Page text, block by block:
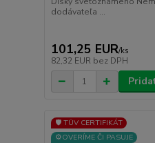
dodávateľa ...
101,25 EUR/ks
82,32 EUR bez DPH
🛡️ TÜV CERTIFIKÁT
⚙️OVERÍME ČI PASUJE